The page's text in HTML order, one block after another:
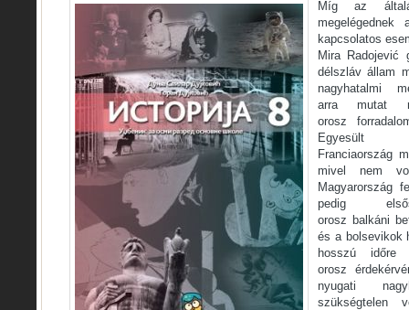
Míg az
megelégednek
kapcsolatos
Mira Radojević
délszláv állam
nagyhatalmi
arra mutat
orosz
Franciaország
mivel nem
Magyarország
pedig
orosz balkáni
és a bolsevikok
hosszú időre
orosz
nyugati
szükségtelen